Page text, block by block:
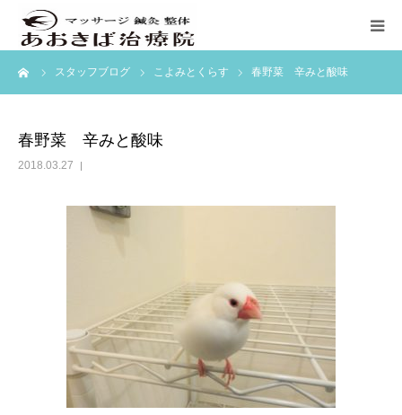
スタッフブログ こよみとくらす 春野菜 辛みと酸味
春野菜 辛みと酸味
2018.03.27
ホーム
訪問マッサージ
アクセス